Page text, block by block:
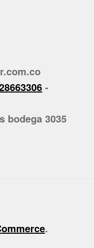
-
bodega 3035
.